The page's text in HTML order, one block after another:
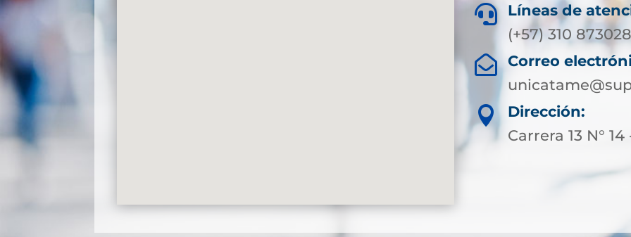

Líneas de
(+57) 310
 Correo

Dirección:
Carrera 13 N° 14